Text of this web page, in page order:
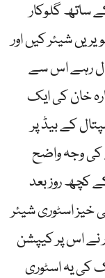
ساتھ گلوکار
شیئر کیں اور
رہے اس سے
خان کی ایک
کے بیڈ پر
کی وجہ واضح
کچھ روز بعد
خیز اسٹوری شیئر
نے اس پر کیپشن
کی یہ اسٹوری